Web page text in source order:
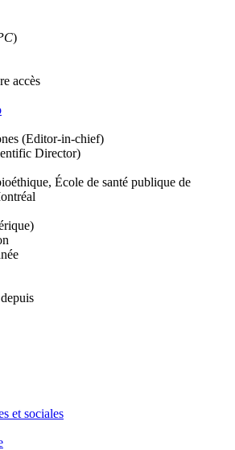
)
accès
(Editor-in-chief)
Director)
École de santé publique de
et sociales